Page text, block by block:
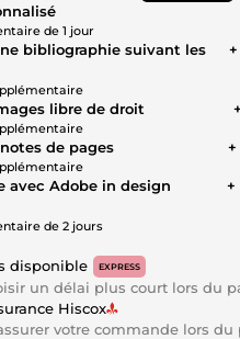
de 1 jour
bibliographie suivant les
libre de droit
de pages +
avec Adobe in design
de 2 jours
+
disponible EXPRESS
un délai plus court lors du
Hiscox
votre commande lors